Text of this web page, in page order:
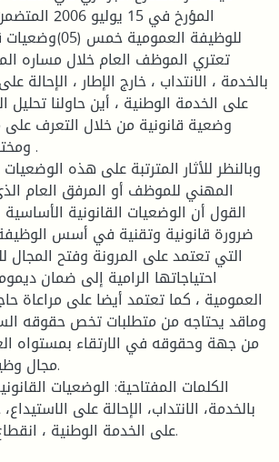
المؤرخ في 15
للوظيفة
تعتري الموظف العام خلال مساره
بالخدمة ، الانتداب ، خارج الإطار ، الإحالة
على الخدمة الوطنية ، أين حاولنا تحليل
وضعية قانونية من خلال التعرف
وبالنظر للأثار المترتبة على هذه
المهني للموظف أو المرفق العام
القول أن الوضعيات القانونية
ضرورة قانونية وتقنية في أسس
التي تعتمد على المرونة وفتح المجال
احتياجاتها الرامية إلى ضمان
العمومية ، كما تعتمد أيضا على مراعاة
وماقد يحتاجه من متطلبات تخص حقوقه
من جهة وحقوقه في الارتقاء بمستواه
مجال
الكلمات المفتاحية: الوضعيات
بالخدمة، الانتداب، الإحالة على الاستيداع،
على الخدمة الوطنية ،